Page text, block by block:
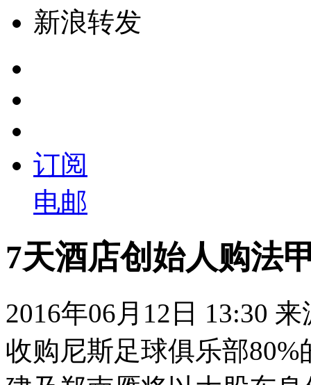
新浪转发
订阅
电邮
7天酒店创始人购法
2016年06月12日 13:30
收购尼斯足球俱乐部